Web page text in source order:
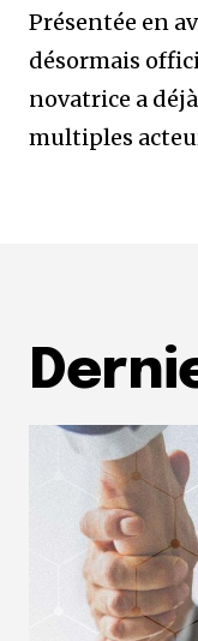
Présentée en
désormais
novatrice a
multiples